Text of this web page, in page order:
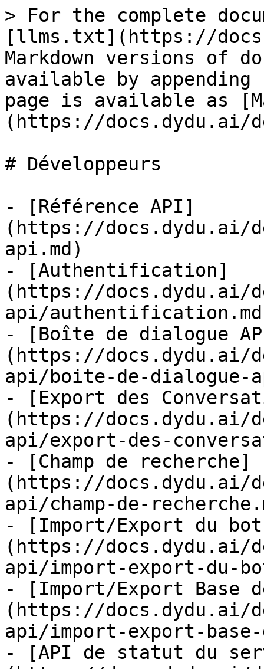
> For the complete
[llms.txt](https://
Markdown versions of
available by
page is available as
(https://docs.dydu.ai/
# Développeurs
- [Référence API]
(https://docs.dydu.ai/
api.md)
- [Authentification]
(https://docs.dydu.ai/
api/
- [Boîte de dialogue
(https://docs.dydu.ai/
api/boite-de-dialogue-
- [Export des
(https://docs.dydu.ai/
api/export-des-
- [Champ de recherche]
(https://docs.dydu.ai/
api/champ-de-
- [Import/Export du
(https://docs.dydu.ai/
api/import-export-du-
- [Import/Export Base
(https://docs.dydu.ai/
api/import-export-base-
- [API de statut du